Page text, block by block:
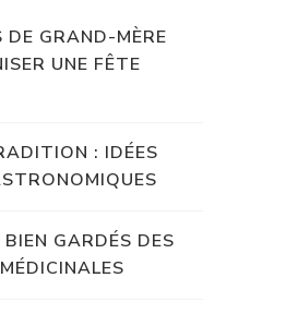
DE GRAND-MÈRE
UNE FÊTE
: IDÉES
GARDÉS DES